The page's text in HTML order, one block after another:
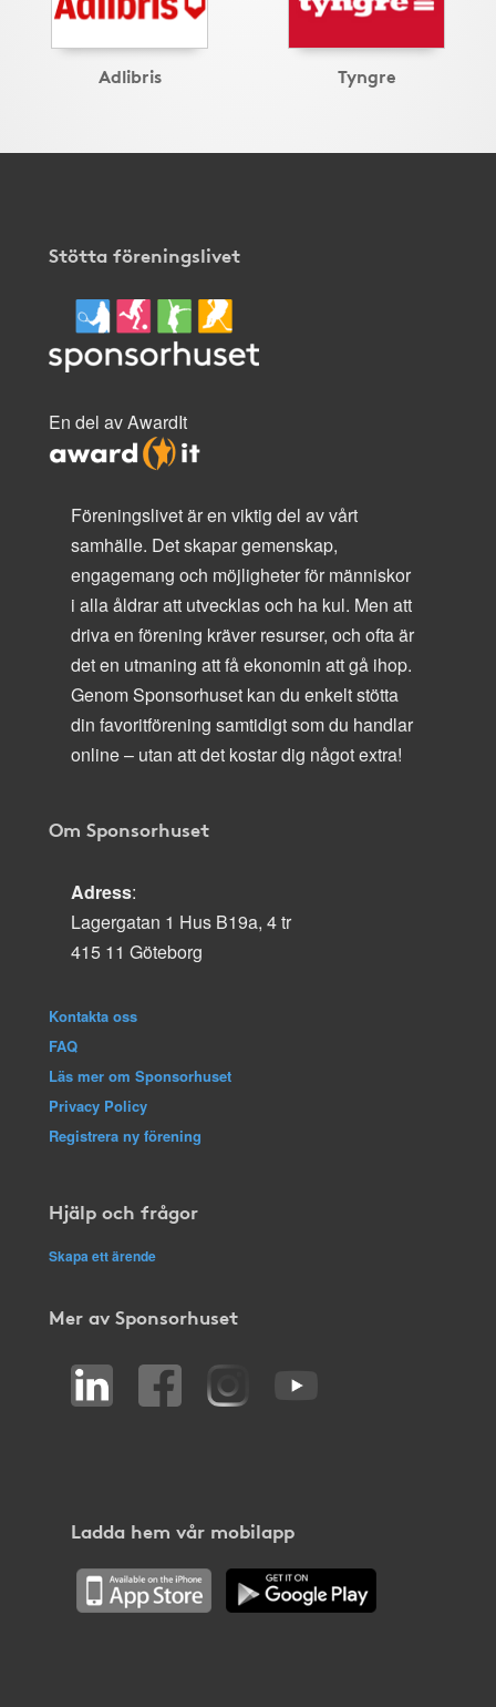
Adlibris Tyngre
Stötta föreningslivet
En del av AwardIt
Föreningslivet är en viktig del av vårt
samhälle. Det skapar gemenskap,
engagemang och möjligheter för människor
i alla åldrar att utvecklas och ha kul. Men att
driva en förening kräver resurser, och ofta är
det en utmaning att få ekonomin att gå ihop.
Genom Sponsorhuset kan du enkelt stötta
din favoritförening samtidigt som du handlar
online – utan att det kostar dig något extra!
Om Sponsorhuset
Adress:
Lagergatan 1 Hus B19a, 4 tr
415 11 Göteborg
Kontakta oss
FAQ
Läs mer om Sponsorhuset
Privacy Policy
Registrera ny förening
Hjälp och frågor
Skapa ett ärende
Mer av Sponsorhuset
Ladda hem vår mobilapp